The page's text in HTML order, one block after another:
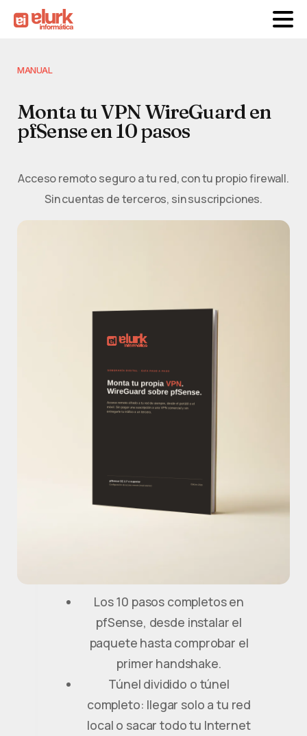
MANUAL
Monta tu VPN WireGuard en
pfSense en 10 pasos
Acceso remoto seguro a tu red, con tu propio firewall.
Sin cuentas de terceros, sin suscripciones.
Los 10 pasos completos en
pfSense, desde instalar el
paquete hasta comprobar el
primer handshake.
Túnel dividido o túnel
completo: llegar solo a tu red
local o sacar todo tu Internet